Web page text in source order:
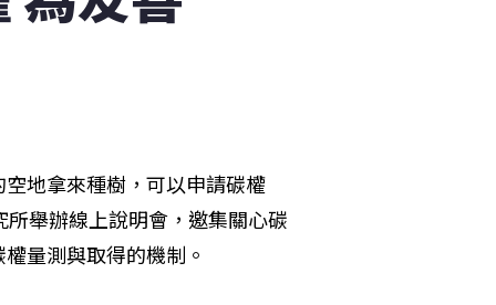
地拿來種樹，可以申請碳權
舉辦線上說明會，邀集關心碳
量測與取得的機制。